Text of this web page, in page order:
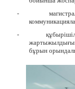
-
-
бұрын орындал